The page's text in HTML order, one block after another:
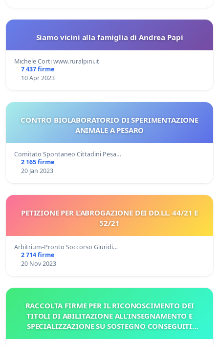
Siamo vicini alla famiglia di Andrea Papi
Michele Corti www.ruralpini.it
7 437 firme
10 Apr 2023
CONTRO BIOLABORATORIO DI SPERIMENTAZIONE
ANIMALE A PESARO
Comitato Spontaneo Cittadini Pesa…
2 165 firme
20 Jan 2023
PETIZIONE PER L’ABROGAZIONE DEI DD.LL. 44/21 E
52/21
Arbitrium-Pronto Soccorso Giuridi…
2 714 firme
20 Nov 2023
RACCOLTA FIRME PER IL RICONOSCIMENTO DEI
TITOLI DI ABILITAZIONE ALL’INSEGNAMENTO E
SPECIALIZZAZIONE SU SOSTEGNO CONSEGUITI